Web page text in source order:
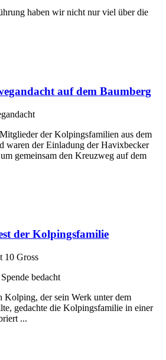
haben wir nicht nur viel über die
auf dem Baumberg
der Kolpingsfamilien aus dem
waren der Einladung der Havixbecker
gemeinsam den Kreuzweg auf dem
der Kolpingsfamilie
bedacht
Kolping, der sein Werk unter dem
gedachte die Kolpingsfamilie in einer
...